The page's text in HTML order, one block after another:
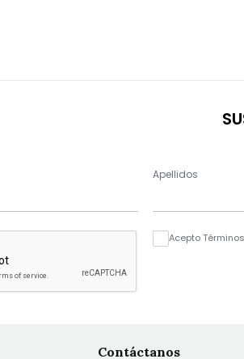
Apellidos
Acepto
Contáctanos